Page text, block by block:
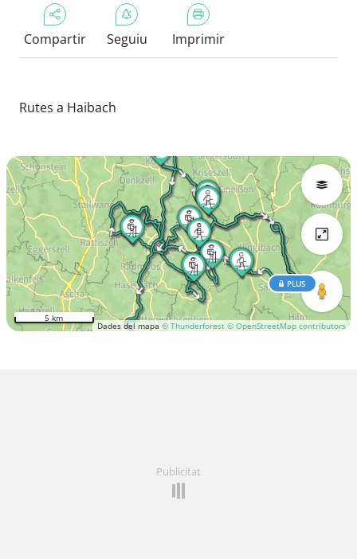
Compartir Seguiu Imprimir
Rutes a Haibach
Dades del mapa © Thunderforest © OpenStreetMap contributors
PLUS
5 km
Publicitat